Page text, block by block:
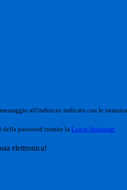
all'indirizzo indicato con le
della password tramite la Login Spaggiari
elettronica!